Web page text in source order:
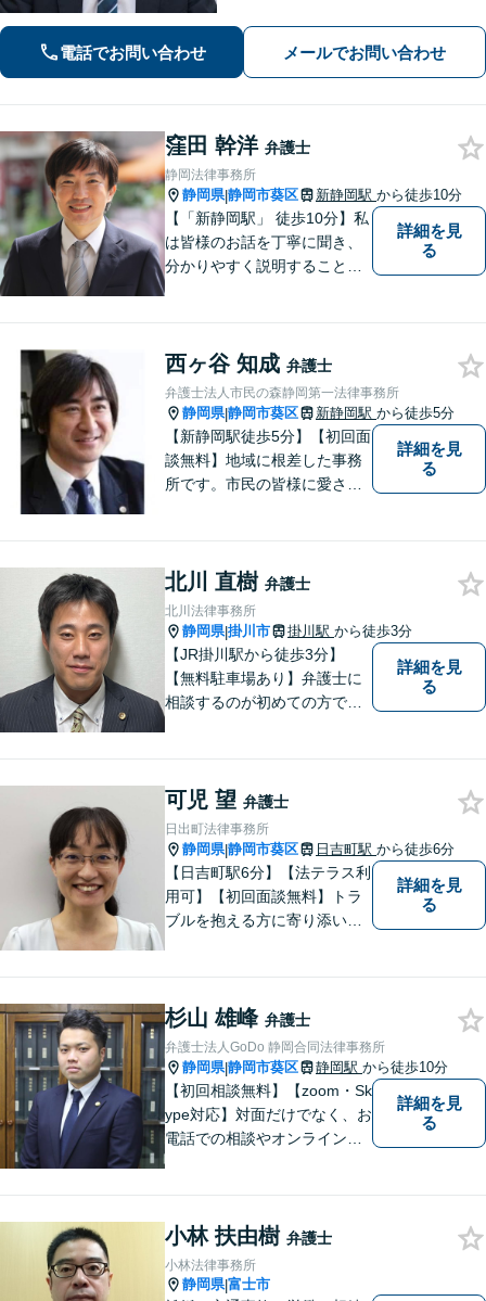
電話でお問い合わせ メールでお問い合わせ
窪田 幹洋 弁護士
静岡法律事務所
静岡県|静岡市葵区 新静岡駅 から徒歩10分
【「新静岡駅」 徒歩10分】私
は皆様のお話を丁寧に聞き、
分かりやすく説明することを
す。 どんな些細なことでも結
構ですので、お気軽にご相談
ください。
詳細を見
る
西ヶ谷 知成 弁護士
弁護士法人市民の森静岡第一法律事務所
静岡県|静岡市葵区 新静岡駅 から徒歩5分
【新静岡駅徒歩5分】【初回面
談無料】地域に根差した事務
所です。市民の皆様に愛され
軽にご連絡ください。
詳細を見
る
北川 直樹 弁護士
北川法律事務所
静岡県|掛川市 掛川駅 から徒歩3分
【JR掛川駅から徒歩3分】
【無料駐車場あり】弁護士に
相談するのが初めての方でも
には、可能な限り早く解決に
至るよう迅速に対応いたしま
す。まずはお気軽にご相談く
ださい。
詳細を見
る
可児 望 弁護士
日出町法律事務所
静岡県|静岡市葵区 日吉町駅 から徒歩6分
【日吉町駅6分】【法テラス利
用可】【初回面談無料】トラ
ブルを抱える方に寄り添い、
詳細を見
る
杉山 雄峰 弁護士
弁護士法人GoDo 静岡合同法律事務所
静岡県|静岡市葵区 静岡駅 から徒歩10分
【初回相談無料】【zoom・Sk
ype対応】対面だけでなく、お
電話での相談やオンライン相
だける最善の解決を目指しま
す。【ウェブ予約システムで
迅速な対応】
詳細を見
る
小林 扶由樹 弁護士
小林法律事務所
静岡県|富士市